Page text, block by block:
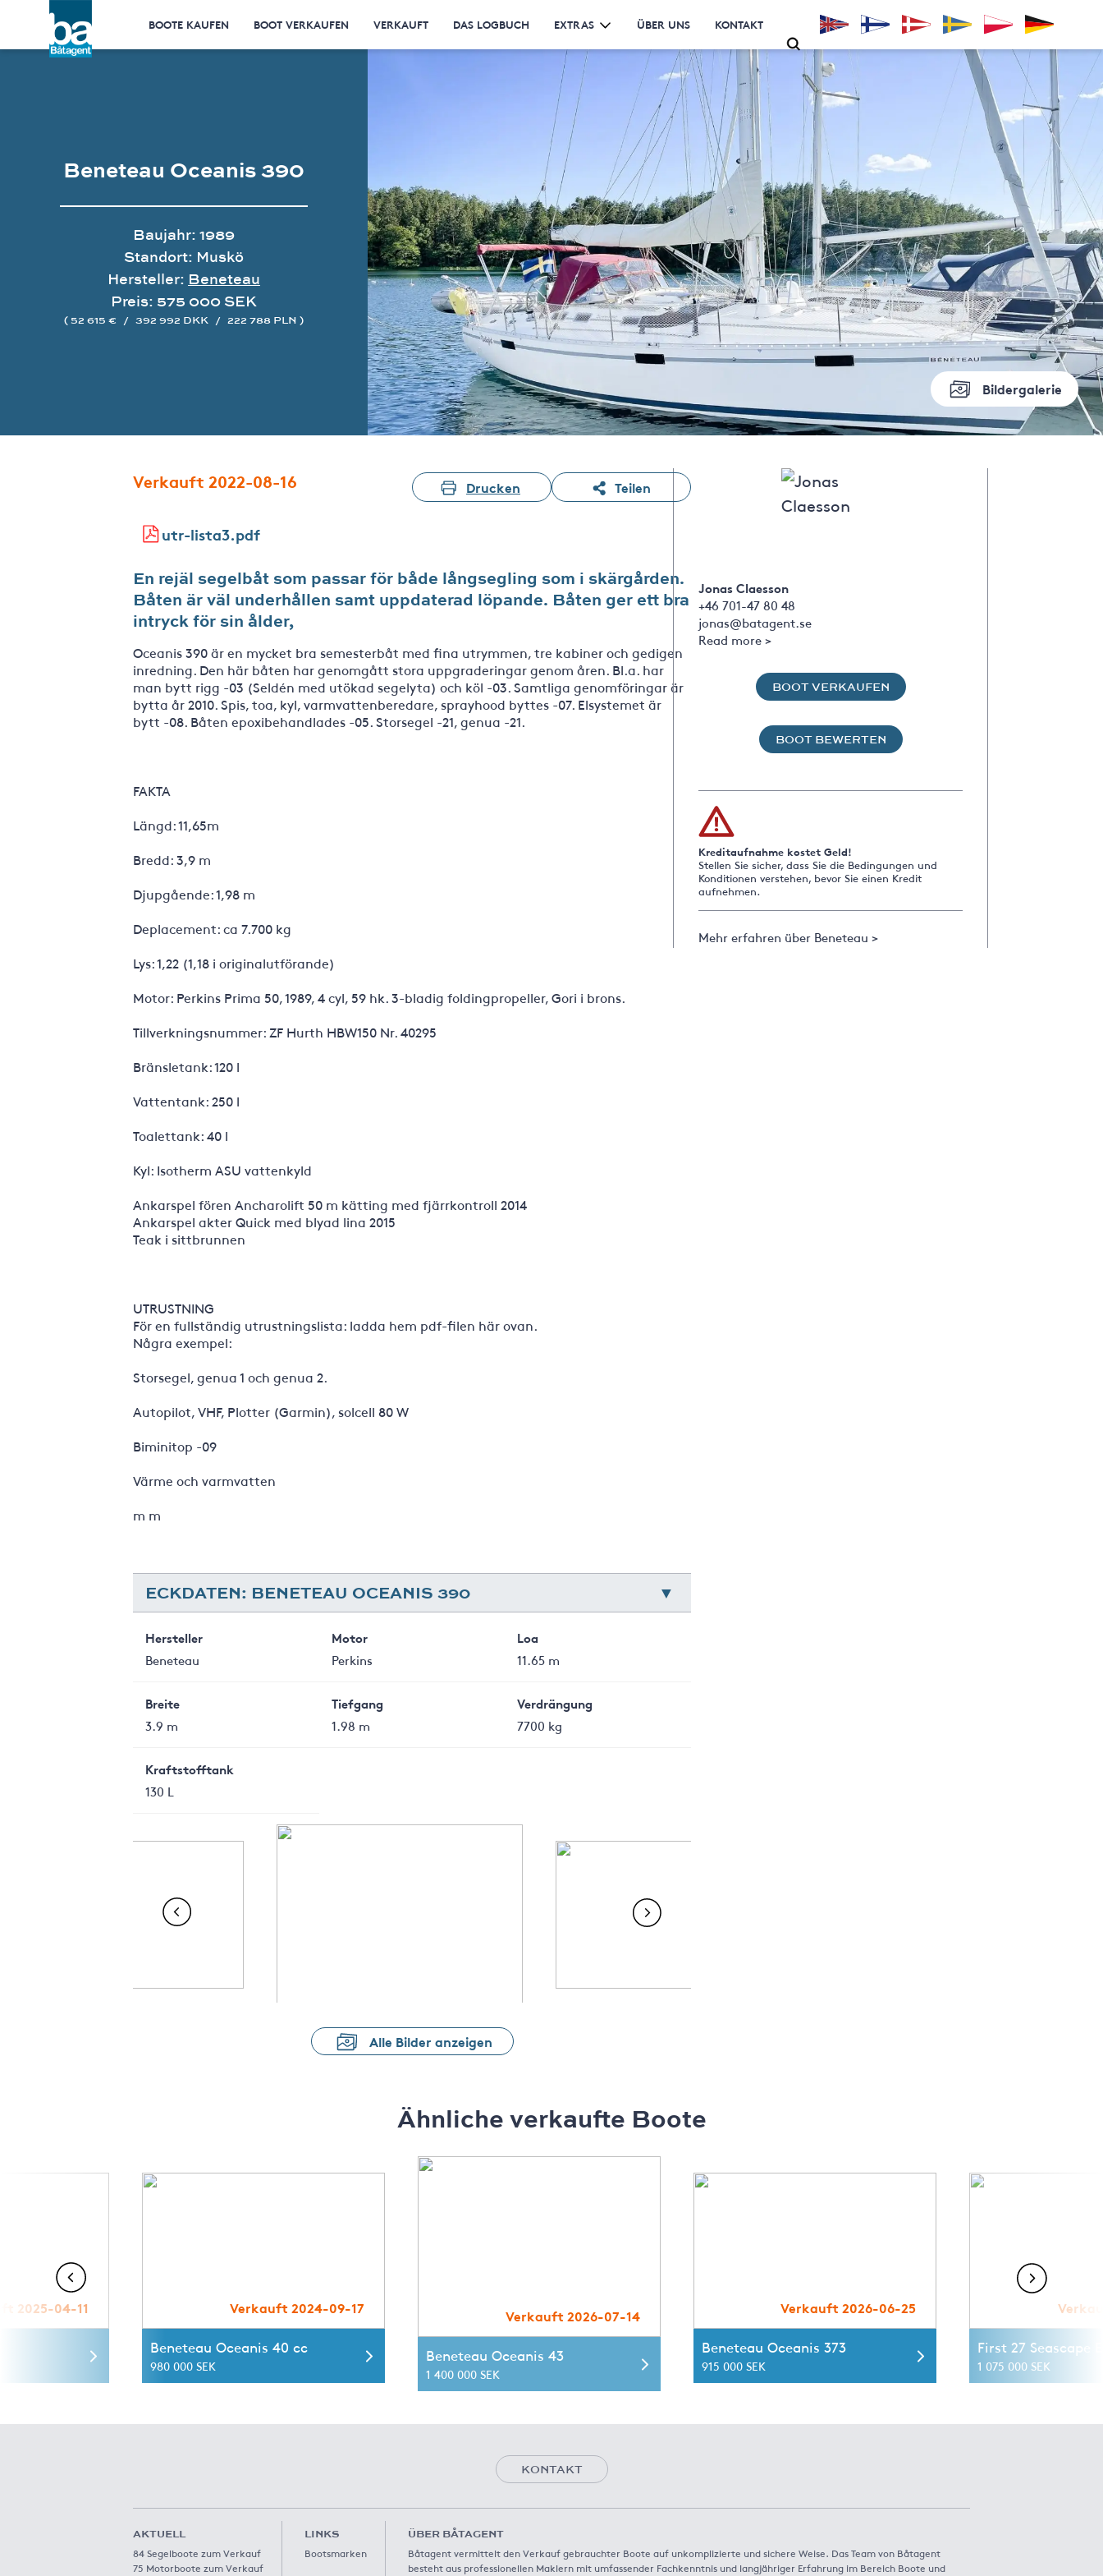
BOOTE KAUFEN BOOT VERKAUFEN VERKAUFT DAS LOGBUCH EXTRAS ÜBER UNS KONTAKT
Bildergalerie
Beneteau Oceanis 390
Baujahr: 1989
Standort: Muskö
Hersteller: Beneteau
Preis: 575 000 SEK
( 52 615 € / 392 992 DKK / 222 788 PLN )
Verkauft 2022-08-16 Drucken Teilen
utr-lista3.pdf
En rejäl segelbåt som passar för både långsegling som i skärgården.
Båten är väl underhållen samt uppdaterad löpande. Båten ger ett bra
intryck för sin ålder,
Oceanis 390 är en mycket bra semesterbåt med fina utrymmen, tre kabiner och gedigen
inredning. Den här båten har genomgått stora uppgraderingar genom åren. Bl.a. har
man bytt rigg -03 (Seldén med utökad segelyta) och köl -03. Samtliga genomföringar är
bytta år 2010. Spis, toa, kyl, varmvattenberedare, sprayhood byttes -07. Elsystemet är
bytt -08. Båten epoxibehandlades -05. Storsegel -21, genua -21.
FAKTA
Längd: 11,65m
Bredd: 3,9 m
Djupgående: 1,98 m
Deplacement: ca 7.700 kg
Lys: 1,22 (1,18 i originalutförande)
Motor: Perkins Prima 50, 1989, 4 cyl, 59 hk. 3-bladig foldingpropeller, Gori i brons.
Tillverkningsnummer: ZF Hurth HBW150 Nr. 40295
Bränsletank: 120 l
Vattentank: 250 l
Toalettank: 40 l
Kyl: Isotherm ASU vattenkyld
Ankarspel fören Ancharolift 50 m kätting med fjärrkontroll 2014
Ankarspel akter Quick med blyad lina 2015
Teak i sittbrunnen
UTRUSTNING
För en fullständig utrustningslista: ladda hem pdf-filen här ovan.
Några exempel:
Storsegel, genua 1 och genua 2.
Autopilot, VHF, Plotter (Garmin), solcell 80 W
Biminitop -09
Värme och varmvatten
m m
ECKDATEN: BENETEAU OCEANIS 390
Hersteller
Beneteau
Motor
Perkins
Loa
11.65 m
Breite
3.9 m
Tiefgang
1.98 m
Verdrängung
7700 kg
Kraftstofftank
130 L
Alle Bilder anzeigen
Jonas Claesson
+46 701-47 80 48
jonas@batagent.se
Read more >
BOOT VERKAUFEN
BOOT BEWERTEN
Kreditaufnahme kostet Geld!
Stellen Sie sicher, dass Sie die Bedingungen und
Konditionen verstehen, bevor Sie einen Kredit
aufnehmen.
Mehr erfahren über Beneteau >
Ähnliche verkaufte Boote
2025-04-11 Verkauft 2024-09-17
Beneteau Oceanis 40 cc
980 000 SEK
Verkauft 2026-07-14
Beneteau Oceanis 43
1 400 000 SEK
Verkauft 2026-06-25
Beneteau Oceanis 373
915 000 SEK
First 27 Seascape
1 075 000 SEK
KONTAKT
AKTUELL
84 Segelboote zum Verkauf
75 Motorboote zum Verkauf
LINKS
Bootsmarken
ÜBER BÅTAGENT
Båtagent vermittelt den Verkauf gebrauchter Boote auf unkomplizierte und sichere Weise. Das Team von Båtagent
besteht aus professionellen Maklern mit umfassender Fachkenntnis und langjähriger Erfahrung im Bereich Boote und